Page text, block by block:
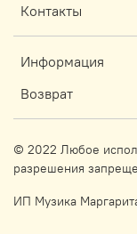
Контакты
Информация
Возврат
© 2022 Любое
разрешения
ИП Музика